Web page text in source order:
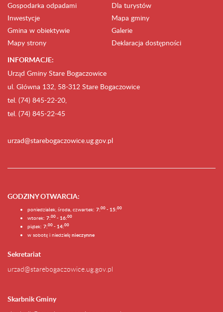
Gospodarka odpadami
Dla turystów
Inwestycje
Mapa gminy
Gmina w obiektywie
Galerie
Mapy strony
Deklaracja dostępności
INFORMACJE:
Urząd Gminy Stare Bogaczowice
ul. Główna 132, 58-312 Stare Bogaczowice
tel. (74) 845-22-20,
tel. (74) 845-22-45
urzad@starebogaczowice.ug.gov.pl
GODZINY OTWARCIA:
poniedziałek, środa, czwartek: 7:00 - 15:00
wtorek: 7:00 - 16:00
piątek: 7:00 - 14:00
w sobotę i niedzielę nieczynne
Sekretariat
urzad@starebogaczowice.ug.gov.pl
Skarbnik Gminy